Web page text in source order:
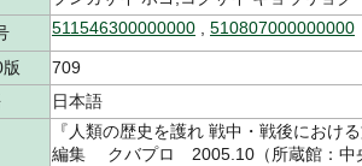
511546300000000 510807000000000
709
日本語
『人類の歴史を護れ 戦中・戦後にお
編集 クバプロ 2005.10（所蔵館：